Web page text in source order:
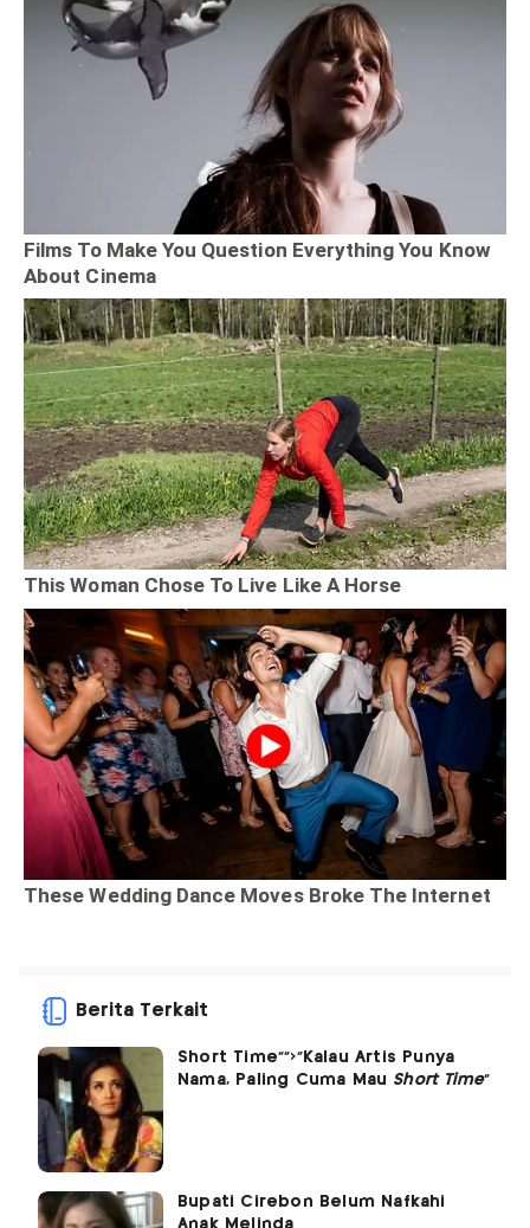
Berita Terkait
Short Time"">"Kalau Artis Punya
Nama, Paling Cuma Mau Short Time"
Bupati Cirebon Belum Nafkahi